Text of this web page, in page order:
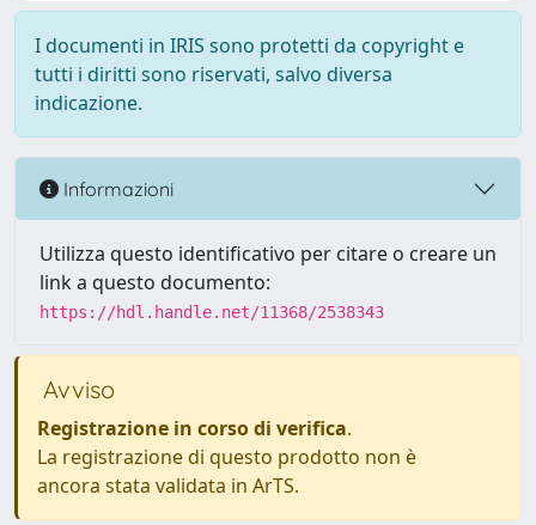
I documenti in IRIS sono protetti da copyright e
tutti i diritti sono riservati, salvo diversa
indicazione.
Informazioni
Utilizza questo identificativo per citare o creare un
link a questo documento:
https://hdl.handle.net/11368/2538343
Avviso
Registrazione in corso di verifica.
La registrazione di questo prodotto non è
ancora stata validata in ArTS.